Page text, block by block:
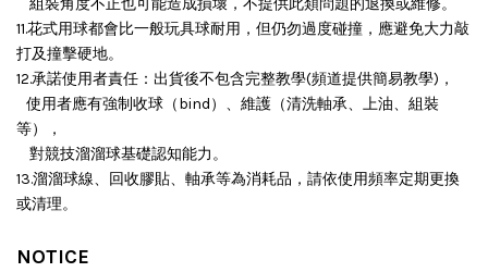
組裝角度不正也可能造成損壞， 不提供此類問題的退換或維修。
11.花式用球都會比一般玩具球耐用，但仍勿過度碰撞，應避免大力敲
打及撞擊硬地。
12.承諾使用者責任：出貨後不包含完整教學(頻道提供簡易教學)，
使用者應有強制收球（bind）、維護（清洗軸承、上油、組裝
等），
對競技溜溜球基礎認知能力。
13.溜溜球線、回收膠貼、軸承等為消耗品，請依使用頻率定期更換
或清理。
NOTICE